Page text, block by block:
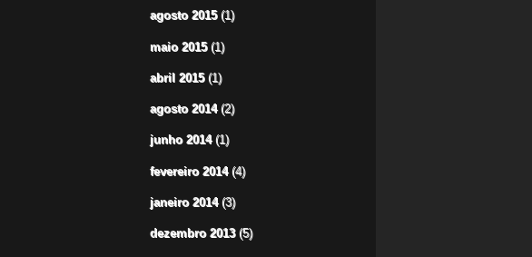
agosto 2015(1)
maio 2015(1)
abril 2015(1)
agosto 2014(2)
junho 2014(1)
fevereiro 2014(4)
janeiro 2014(3)
dezembro 2013(5)